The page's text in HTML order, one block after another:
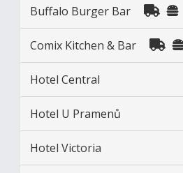
Buffalo Burger Bar
Comix Kitchen & Bar
Hotel Central
Hotel U Pramenů
Hotel Victoria